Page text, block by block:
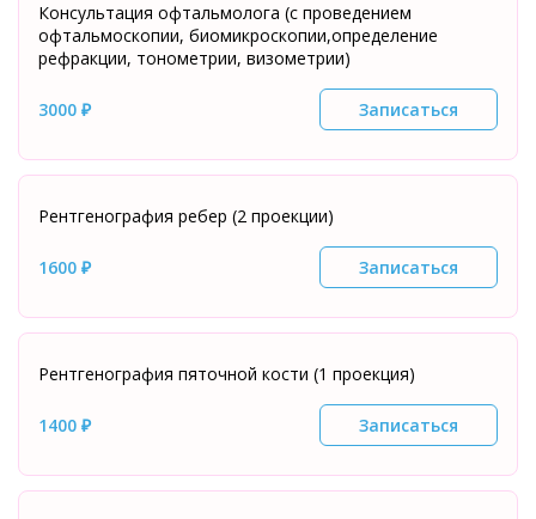
Консультация офтальмолога (с проведением
офтальмоскопии, биомикроскопии,определение
рефракции, тонометрии, визометрии)
3000 ₽ Записаться
Рентгенография ребер (2 проекции)
1600 ₽ Записаться
Рентгенография пяточной кости (1 проекция)
1400 ₽ Записаться